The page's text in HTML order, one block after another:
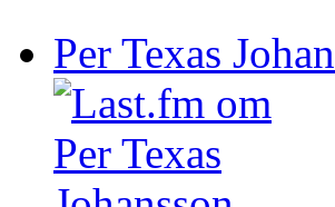
Per Texas